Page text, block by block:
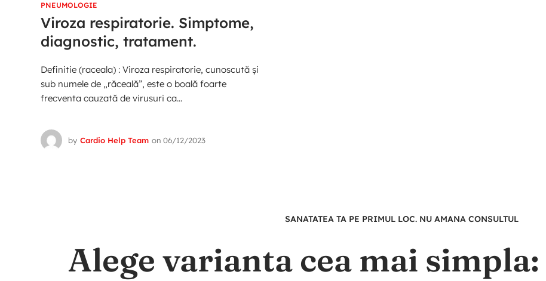
PNEUMOLOGIE
Viroza respiratorie. Simptome,
diagnostic, tratament.
Definitie (raceala) : Viroza respiratorie, cunoscută și
sub numele de „răceală”, este o boală foarte
frecventa cauzată de virusuri ca...
by Cardio Help Team on 06/12/2023
SANATATEA TA PE PRIMUL LOC. NU AMANA CONSULTUL
Alege varianta cea mai